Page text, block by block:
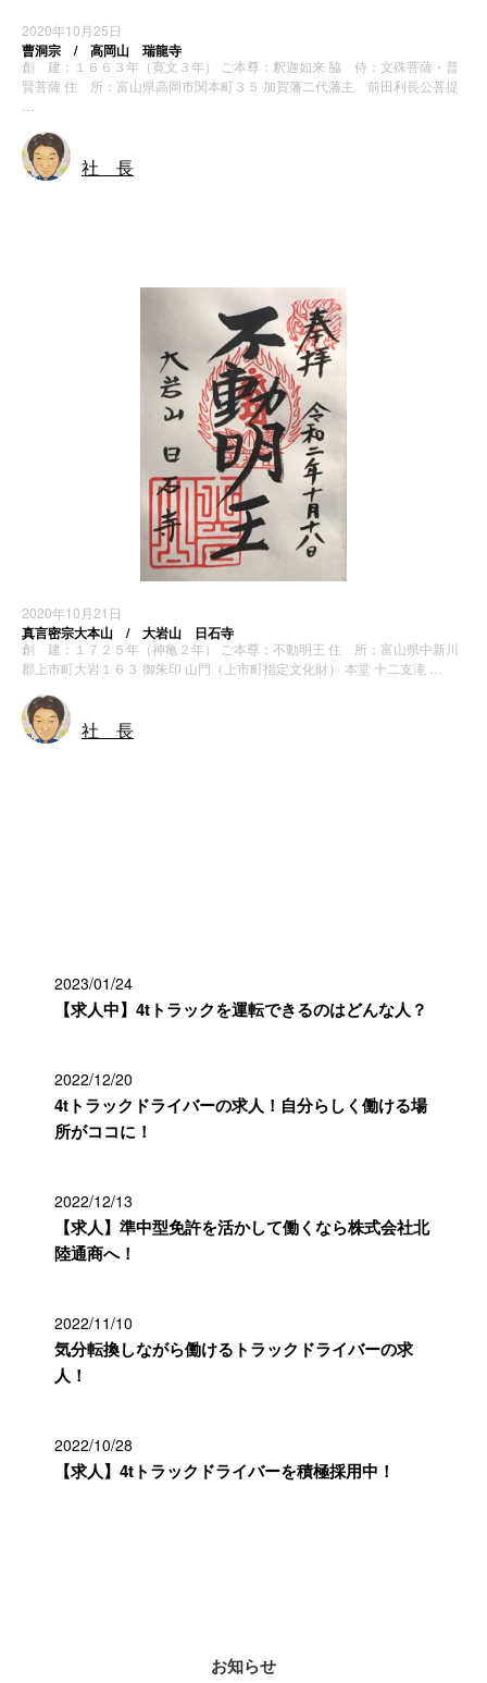
2020年10月25日
曹洞宗 / 高岡山 瑞龍寺
創 建：１６６３年（寛文３年） ご本尊：釈迦如来 脇 侍：文殊菩薩・普
賢菩薩 住 所：富山県高岡市関本町３５ 加賀藩二代藩主 前田利長公菩提
社 長
2020年10月21日
真言密宗大本山 / 大岩山 日石寺
創 建：１７２５年（神亀２年） ご本尊：不動明王 住 所：富山県中新川
郡上市町大岩１６３ 御朱印 山門（上市町指定文化財） 本堂 十二支滝 …
社 長
2023/01/24
【求人中】4tトラックを運転できるのはどんな人？
2022/12/20
4tトラックドライバーの求人！自分らしく働ける場
所がココに！
2022/12/13
【求人】準中型免許を活かして働くなら株式会社北
陸通商へ！
2022/11/10
気分転換しながら働けるトラックドライバーの求
人！
2022/10/28
【求人】4tトラックドライバーを積極採用中！
お知らせ